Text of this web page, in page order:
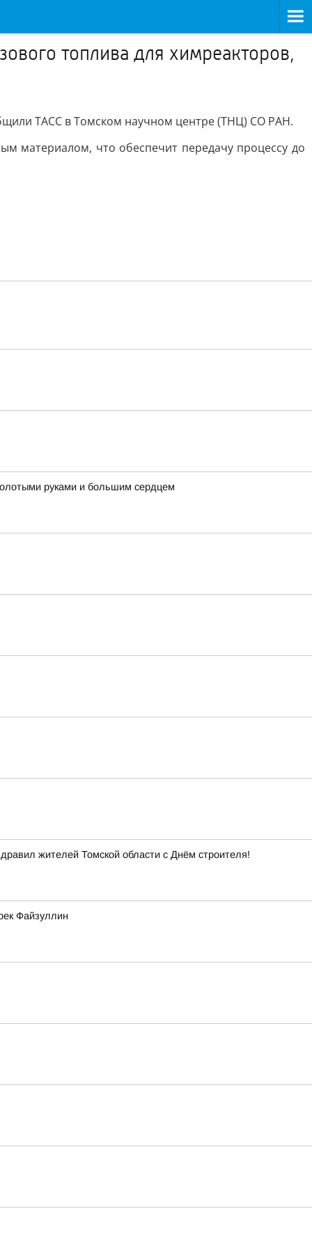
топлива для химреакторов,
ТАСС в Томском научном центре (ТНЦ) СО РАН.
материалом, что обеспечит передачу процессу до
руками и большим сердцем
жителей Томской области с Днём строителя!
Файзуллин